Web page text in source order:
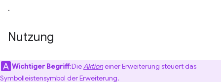
.
Nutzung
Wichtiger Begriff:DieAktioneiner Erweiterung steuert das
Symbolleistensymbol der Erweiterung.